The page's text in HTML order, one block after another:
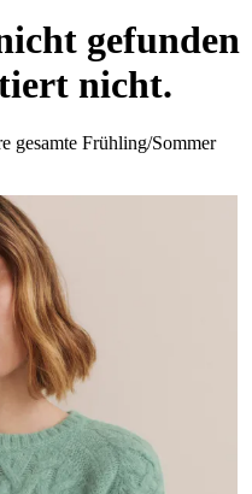
gefunden
nicht.
gesamte Frühling/Sommer